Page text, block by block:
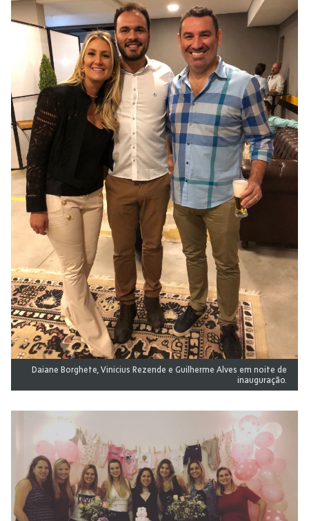
Daiane Borghete, Vinicius Rezende e Guilherme Alves em noite de
inauguração.